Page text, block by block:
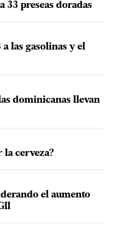
33 preseas doradas
las gasolinas y el
dominicanas llevan
la cerveza?
el aumento